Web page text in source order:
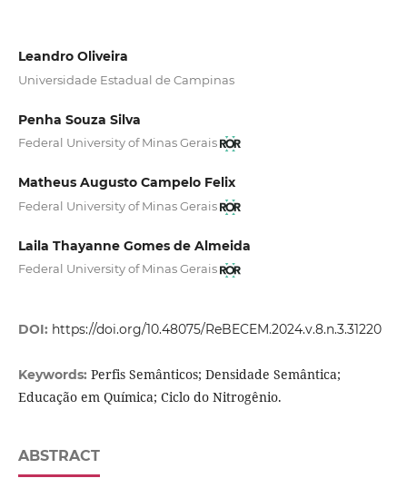
Leandro Oliveira
Universidade Estadual de Campinas
Penha Souza Silva
Federal University of Minas Gerais
Matheus Augusto Campelo Felix
Federal University of Minas Gerais
Laila Thayanne Gomes de Almeida
Federal University of Minas Gerais
DOI: https://doi.org/10.48075/ReBECEM.2024.v.8.n.3.31220
Keywords: Perfis Semânticos; Densidade Semântica;
Educação em Química; Ciclo do Nitrogênio.
ABSTRACT